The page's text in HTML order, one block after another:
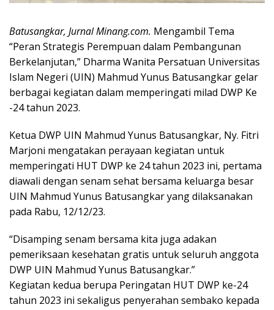
Batusangkar, Jurnal Minang.com. Mengambil Tema
“Peran Strategis Perempuan dalam Pembangunan
Berkelanjutan,” Dharma Wanita Persatuan Universitas
Islam Negeri (UIN) Mahmud Yunus Batusangkar gelar
berbagai kegiatan dalam memperingati milad DWP Ke
-24 tahun 2023.
Ketua DWP UIN Mahmud Yunus Batusangkar, Ny. Fitri
Marjoni mengatakan perayaan kegiatan untuk
memperingati HUT DWP ke 24 tahun 2023 ini, pertama
diawali dengan senam sehat bersama keluarga besar
UIN Mahmud Yunus Batusangkar yang dilaksanakan
pada Rabu, 12/12/23.
“Disamping senam bersama kita juga adakan
pemeriksaan kesehatan gratis untuk seluruh anggota
DWP UIN Mahmud Yunus Batusangkar.”
Kegiatan kedua berupa Peringatan HUT DWP ke-24
tahun 2023 ini sekaligus penyerahan sembako kepada